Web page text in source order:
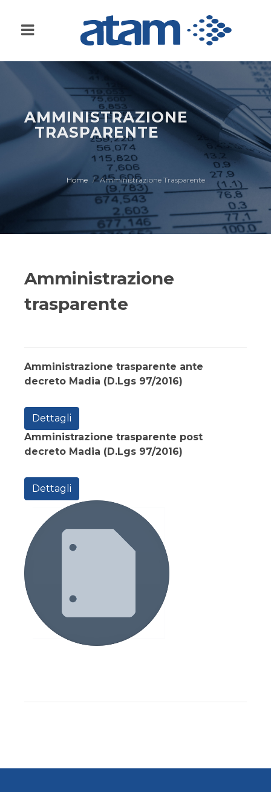
AMMINISTRAZIONE
TRASPARENTE
Home Amministrazione Trasparente
Amministrazione
trasparente
Amministrazione trasparente ante
decreto Madia (D.Lgs 97/2016)
Dettagli
Amministrazione trasparente post
decreto Madia (D.Lgs 97/2016)
Dettagli